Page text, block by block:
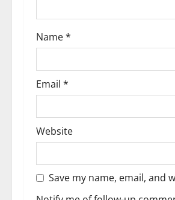
o
n
Name*
Email *
Website
Save my name, email, and